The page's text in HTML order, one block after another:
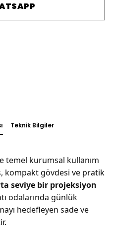
Teknik Bilgiler
temel kurumsal kullanım
kompakt gövdesi ve pratik
seviye bir projeksiyon
odalarında günlük
hedefleyen sade ve